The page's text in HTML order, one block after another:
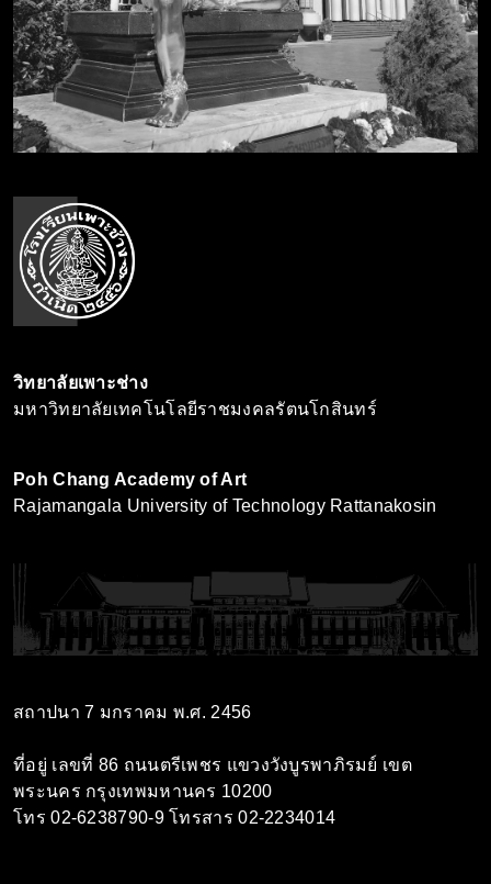
วิทยาลัยเพาะช่าง
มหาวิทยาลัยเทคโนโลยีราชมงคลรัตนโกสินทร์
Poh Chang Academy of Art
Rajamangala University of Technology Rattanakosin
สถาปนา 7 มกราคม พ.ศ. 2456
ที่อยู่ เลขที่ 86 ถนนตรีเพชร แขวงวังบูรพาภิรมย์ เขต
พระนคร กรุงเทพมหานคร 10200
โทร 02-6238790-9 โทรสาร 02-2234014